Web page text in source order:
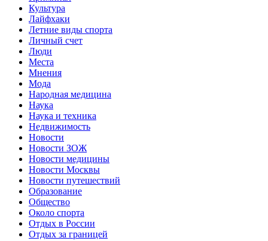
Культура
Лайфхаки
Летние виды спорта
Личный счет
Люди
Места
Мнения
Мода
Народная медицина
Наука
Наука и техника
Недвижимость
Новости
Новости ЗОЖ
Новости медицины
Новости Москвы
Новости путешествий
Образование
Общество
Около спорта
Отдых в России
Отдых за границей